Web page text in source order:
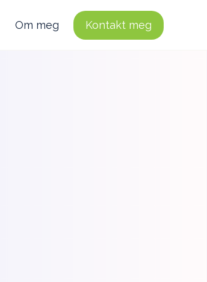
Om meg Kontakt meg